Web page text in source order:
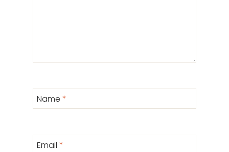
Name *
Email *